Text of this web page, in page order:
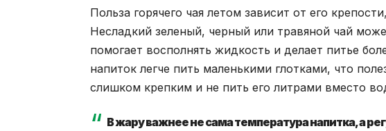
Польза горячего чая летом зависит от его
Несладкий зеленый, черный или травяной чай
помогает восполнять жидкость и делает питье
напиток легче пить маленькими глотками, что
слишком крепким и не пить его литрами вместо
В жару важнее не сама температура напитка, а